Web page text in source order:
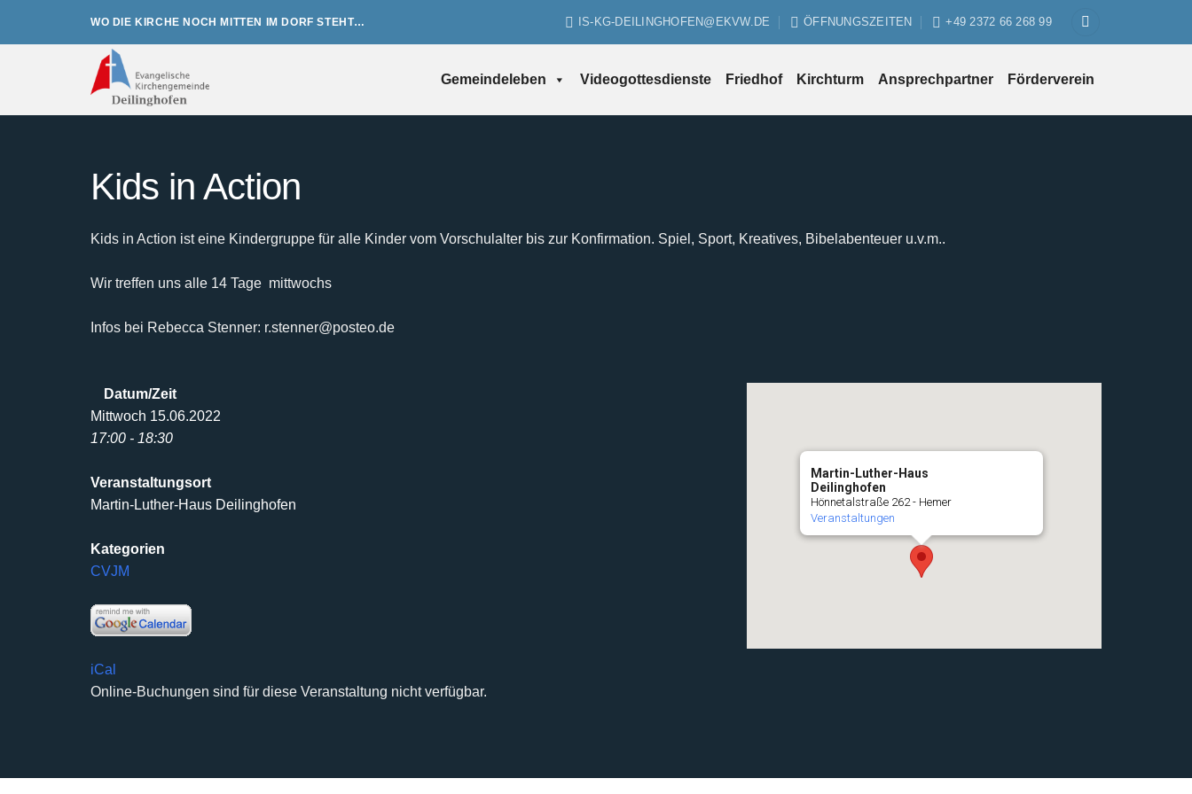
WO DIE KIRCHE NOCH MITTEN IM DORF STEHT… IS-KG-DEILINGHOFEN@EKVW.DE ÖFFNUNGSZEITEN +49 2372 66 268 99
Gemeindeleben Videogottesdienste Friedhof Kirchturm Ansprechpartner Förderverein
Kids in Action
Kids in Action ist eine Kindergruppe für alle Kinder vom Vorschulalter bis zur Konfirmation. Spiel, Sport, Kreatives, Bibelabenteuer u.v.m..
Wir treffen uns alle 14 Tage mittwochs
Infos bei Rebecca Stenner: r.stenner@posteo.de
Martin-Luther-Haus
Deilinghofen
Hönnetalstraße 262 - Hemer
Veranstaltungen
Datum/Zeit
Mittwoch 15.06.2022
17:00 - 18:30
Veranstaltungsort
Martin-Luther-Haus Deilinghofen
Kategorien
CVJM
iCal
Online-Buchungen sind für diese Veranstaltung nicht verfügbar.